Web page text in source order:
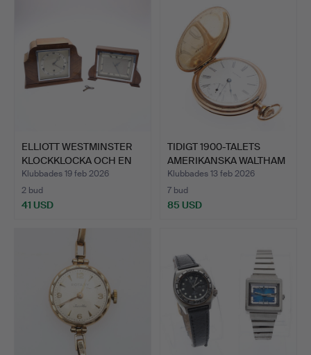
ELLIOTT WESTMINSTER
KLOCKKLOCKA OCH EN
KLO…
Klubbades 19 feb 2026
2 bud
41 USD
TIDIGT 1900-TALETS
AMERIKANSKA WALTHAM
JAK…
Klubbades 13 feb 2026
7 bud
85 USD